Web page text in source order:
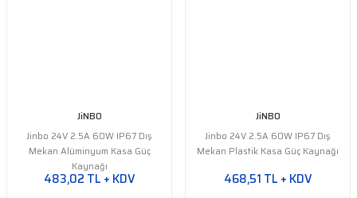
JiNBO
Jinbo 24V 2.5A 60W IP67 Dış
Mekan Alüminyum Kasa Güç
Kaynağı
483,02 TL + KDV
JiNBO
Jinbo 24V 2.5A 60W IP67 Dış
Mekan Plastik Kasa Güç Kaynağı
468,51 TL + KDV